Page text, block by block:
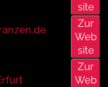
site
Zur
Web
site
Zur
Web